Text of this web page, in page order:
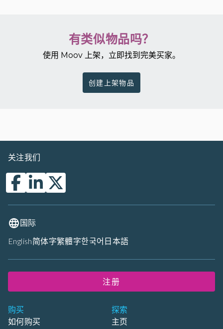
有类似物品吗？
使用 Moov 上架，立即找到完美买家。
创建上架物品
购买
如何购买
探索
主页
关注我们
国际
English简体字繁體字한국어 日本語
注册